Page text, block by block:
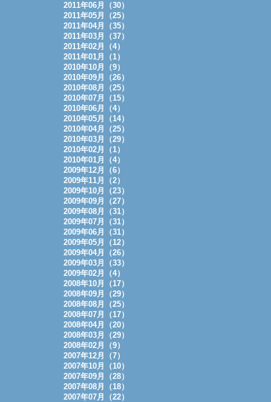
2011年06月（30）
2011年05月（25）
2011年04月（35）
2011年03月（37）
2011年02月（4）
2011年01月（1）
2010年10月（9）
2010年09月（26）
2010年08月（25）
2010年07月（15）
2010年06月（4）
2010年05月（14）
2010年04月（25）
2010年03月（29）
2010年02月（1）
2010年01月（4）
2009年12月（6）
2009年11月（2）
2009年10月（23）
2009年09月（27）
2009年08月（31）
2009年07月（31）
2009年06月（31）
2009年05月（12）
2009年04月（26）
2009年03月（33）
2009年02月（4）
2008年10月（17）
2008年09月（29）
2008年08月（25）
2008年07月（17）
2008年04月（20）
2008年03月（29）
2008年02月（9）
2007年12月（7）
2007年10月（10）
2007年09月（28）
2007年08月（18）
2007年07月（22）